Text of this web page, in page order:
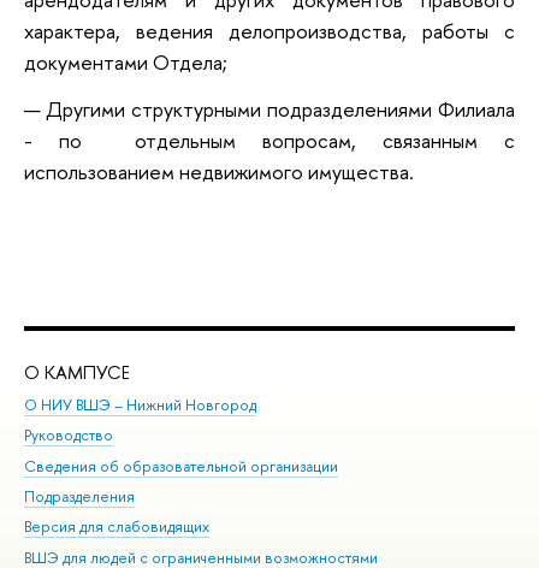
характера, ведения делопроизводства, работы с
документами Отдела;
Другими структурными подразделениями Филиала
- по отдельным вопросам, связанным с
использованием недвижимого имущества.
О КАМПУСЕ
О НИУ ВШЭ – Нижний Новгород
Руководство
Сведения об образовательной организации
Подразделения
Версия для слабовидящих
ВШЭ для людей с ограниченными возможностями